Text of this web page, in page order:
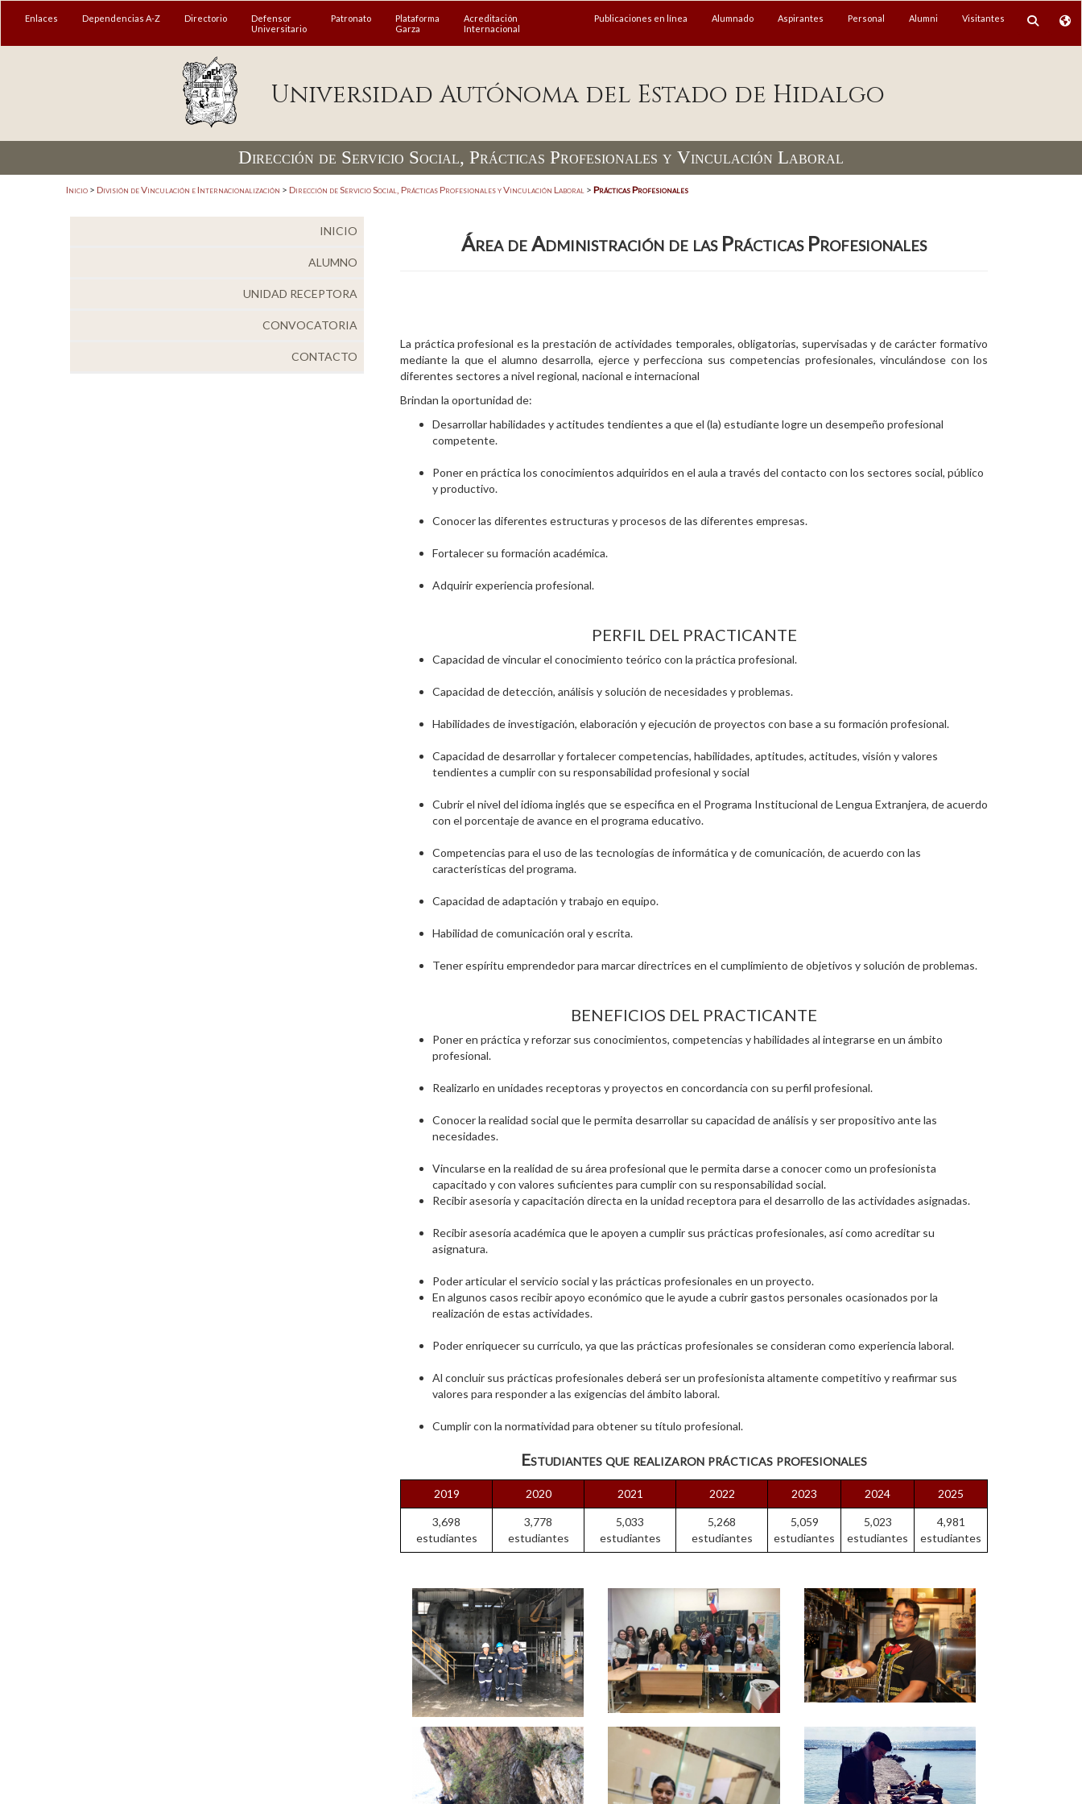
MENÚ
Plataforma Garza
Enlaces Dependencias A-Z Directorio
Defensor
Universitario
Patronato
Plataforma
Garza
Acreditación
Internacional
Publicaciones en línea Alumnado Aspirantes Personal Alumni Visitantes
Universidad Autónoma del Estado de Hidalgo
Dirección de Servicio Social, Prácticas Profesionales y Vinculación Laboral
Inicio > División de Vinculación e Internacionalización > Dirección de Servicio Social, Prácticas Profesionales y Vinculación Laboral > Prácticas Profesionales
INICIO
ALUMNO
UNIDAD RECEPTORA
CONVOCATORIA
CONTACTO
Área de Administración de las Prácticas Profesionales
La práctica profesional es la prestación de actividades temporales, obligatorias, supervisadas y de carácter formativo
mediante la que el alumno desarrolla, ejerce y perfecciona sus competencias profesionales, vinculándose con los
diferentes sectores a nivel regional, nacional e internacional
Brindan la oportunidad de:
Desarrollar habilidades y actitudes tendientes a que el (la) estudiante logre un desempeño profesional
competente.
Poner en práctica los conocimientos adquiridos en el aula a través del contacto con los sectores social, público
y productivo.
Conocer las diferentes estructuras y procesos de las diferentes empresas.
Fortalecer su formación académica.
Adquirir experiencia profesional.
PERFIL DEL PRACTICANTE
Capacidad de vincular el conocimiento teórico con la práctica profesional.
Capacidad de detección, análisis y solución de necesidades y problemas.
Habilidades de investigación, elaboración y ejecución de proyectos con base a su formación profesional.
Capacidad de desarrollar y fortalecer competencias, habilidades, aptitudes, actitudes, visión y valores
tendientes a cumplir con su responsabilidad profesional y social
Cubrir el nivel del idioma inglés que se especifica en el Programa Institucional de Lengua Extranjera, de acuerdo
con el porcentaje de avance en el programa educativo.
Competencias para el uso de las tecnologías de informática y de comunicación, de acuerdo con las
características del programa.
Capacidad de adaptación y trabajo en equipo.
Habilidad de comunicación oral y escrita.
Tener espíritu emprendedor para marcar directrices en el cumplimiento de objetivos y solución de problemas.
BENEFICIOS DEL PRACTICANTE
Poner en práctica y reforzar sus conocimientos, competencias y habilidades al integrarse en un ámbito
profesional.
Realizarlo en unidades receptoras y proyectos en concordancia con su perfil profesional.
Conocer la realidad social que le permita desarrollar su capacidad de análisis y ser propositivo ante las
necesidades.
Vincularse en la realidad de su área profesional que le permita darse a conocer como un profesionista
capacitado y con valores suficientes para cumplir con su responsabilidad social.
Recibir asesoría y capacitación directa en la unidad receptora para el desarrollo de las actividades asignadas.
Recibir asesoría académica que le apoyen a cumplir sus prácticas profesionales, así como acreditar su
asignatura.
Poder articular el servicio social y las prácticas profesionales en un proyecto.
En algunos casos recibir apoyo económico que le ayude a cubrir gastos personales ocasionados por la
realización de estas actividades.
Poder enriquecer su currículo, ya que las prácticas profesionales se consideran como experiencia laboral.
Al concluir sus prácticas profesionales deberá ser un profesionista altamente competitivo y reafirmar sus
valores para responder a las exigencias del ámbito laboral.
Cumplir con la normatividad para obtener su título profesional.
Estudiantes que realizaron prácticas profesionales
2019 2020 2021 2022 2023 2024 2025
3,698
estudiantes
3,778
estudiantes
5,033
estudiantes
5,268
estudiantes
5,059
estudiantes
5,023
estudiantes
4,981
estudiantes